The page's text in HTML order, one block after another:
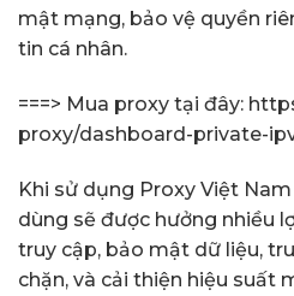
mật mạng, bảo vệ quyền
tin cá nhân.
===> Mua proxy tại đây:
proxy/dashboard-private-
Khi sử dụng Proxy Việt
dùng sẽ được hưởng nhiều
truy cập, bảo mật dữ liệu,
chặn, và cải thiện hiệu suất